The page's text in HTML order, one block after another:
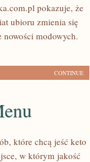
pokazuje, że
ubioru zmienia się
modowych.
CONTINUE
które chcą jeść keto
w którym jakość